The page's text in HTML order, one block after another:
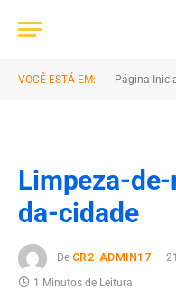
VOCÊ ESTÁ EM: Página
Limpeza-
da-cidade
De CR2-ADMIN17
1 Minutos de Leitura